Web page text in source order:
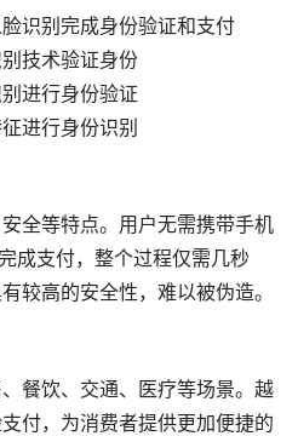
脸识别完成身份验证和支付
技术验证身份
进行身份验证
进行身份识别
全等特点。用户无需携带手机
成支付，整个过程仅需几秒
较高的安全性，难以被伪造。
餐饮、交通、医疗等场景。越
付，为消费者提供更加便捷的